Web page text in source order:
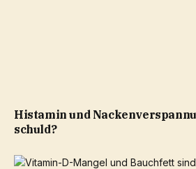
Histamin und
schuld?